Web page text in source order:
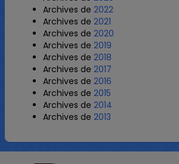
Archives de 2022
Archives de 2021
Archives de 2020
Archives de 2019
Archives de 2018
Archives de 2017
Archives de 2016
Archives de 2015
Archives de 2014
Archives de 2013